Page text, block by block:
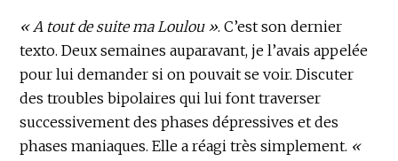
« A tout de suite ma Loulou ». C’est son dernier
texto. Deux semaines auparavant, je l’avais appelée
pour lui demander si on pouvait se voir. Discuter
des troubles bipolaires qui lui font traverser
successivement des phases dépressives et des
phases maniaques. Elle a réagi très simplement. «